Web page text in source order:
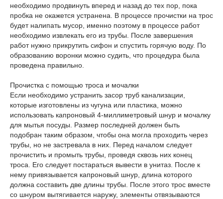
необходимо продвинуть вперед и назад до тех пор, пока
пробка не окажется устранена. В процессе прочистки на трос
будет налипать мусор, именно поэтому в процессе работ
необходимо извлекать его из трубы. После завершения
работ нужно прикрутить сифон и спустить горячую воду. По
образованию воронки можно судить, что процедура была
проведена правильно.
Прочистка с помощью троса и мочалки
Если необходимо устранить засор труб канализации,
которые изготовлены из чугуна или пластика, можно
использовать капроновый 4-миллиметровый шнур и мочалку
для мытья посуды. Размер последней должен быть
подобран таким образом, чтобы она могла проходить через
трубы, но не застревала в них. Перед началом следует
прочистить и промыть трубы, проведя сквозь них конец
троса. Его следует постараться вывести в унитаз. После к
нему привязывается капроновый шнур, длина которого
должна составить две длины трубы. После этого трос вместе
со шнуром вытягивается наружу, элементы отвязываются